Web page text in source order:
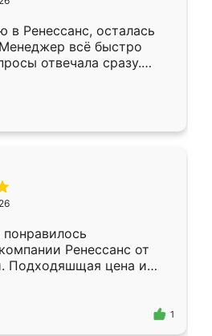
только здесь.
в Ренессанс, осталась
всё быстро
отвечала сразу.
в субботу, подошёл к
Собрали
аккуратно, даже
Ренессанс от
Подходяшщая цена и
Приехавший
Владислав
эскизу самый
1